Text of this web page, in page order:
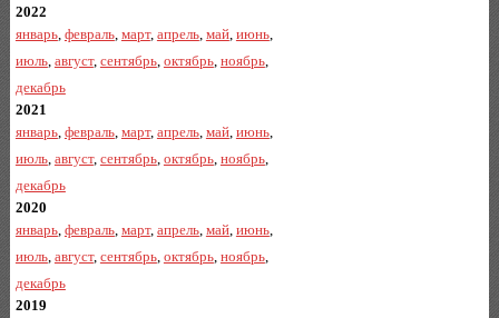
2022
январь, февраль, март, апрель, май, июнь,
июль, август, сентябрь, октябрь, ноябрь,
декабрь
2021
январь, февраль, март, апрель, май, июнь,
июль, август, сентябрь, октябрь, ноябрь,
декабрь
2020
январь, февраль, март, апрель, май, июнь,
июль, август, сентябрь, октябрь, ноябрь,
декабрь
2019